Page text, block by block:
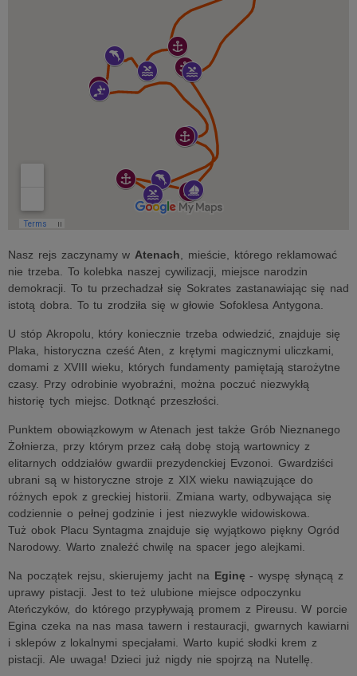
Nasz rejs zaczynamy w Atenach , mieście, którego reklamować
nie trzeba. To kolebka naszej cywilizacji, miejsce narodzin
demokracji. To tu przechadzał się Sokrates zastanawiając się nad
istotą dobra. To tu zrodziła się w głowie Sofoklesa Antygona.
U stóp Akropolu, który koniecznie trzeba odwiedzić, znajduje się
Plaka, historyczna cześć Aten, z krętymi magicznymi uliczkami,
domami z XVIII wieku, których fundamenty pamiętają starożytne
czasy. Przy odrobinie wyobraźni, można poczuć niezwykłą
historię tych miejsc. Dotknąć przeszłości.
Punktem obowiązkowym w Atenach jest także Grób Nieznanego
Żołnierza, przy którym przez całą dobę stoją wartownicy z
elitarnych oddziałów gwardii prezydenckiej Evzonoi. Gwardziści
ubrani są w historyczne stroje z XIX wieku nawiązujące do
różnych epok z greckiej historii. Zmiana warty, odbywająca się
codziennie o pełnej godzinie i jest niezwykle widowiskowa.
Tuż obok Placu Syntagma znajduje się wyjątkowo piękny Ogród
Narodowy. Warto znaleźć chwilę na spacer jego alejkami.
Na początek rejsu, skierujemy jacht na Eginę - wyspę słynącą z
uprawy pistacji. Jest to też ulubione miejsce odpoczynku
Ateńczyków, do którego przypływają promem z Pireusu. W porcie
Egina czeka na nas masa tawern i restauracji, gwarnych kawiarni
i sklepów z lokalnymi specjałami. Warto kupić słodki krem z
pistacji. Ale uwaga! Dzieci już nigdy nie spojrzą na Nutellę.